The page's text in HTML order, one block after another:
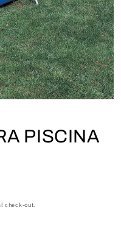
PISCINA
check-out.